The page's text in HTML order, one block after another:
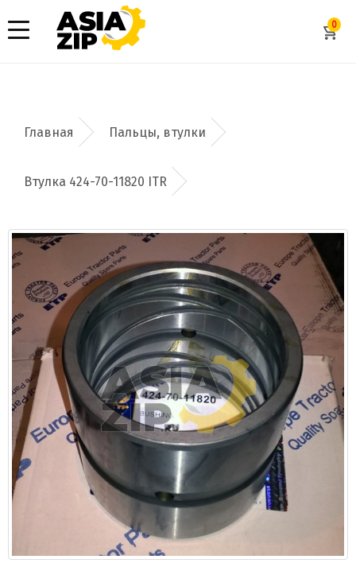
0
Добавить заявку
Допустимые форматы: .xls, .xlsx
Даю согласие на обработку моих данных и
получение новостей
Пальцы, втулки
Втулка 424-70-11820 ITR